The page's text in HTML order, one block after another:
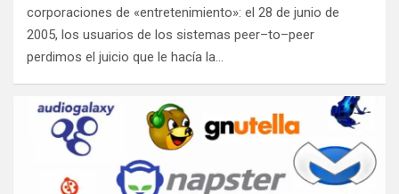
corporaciones de «entretenimiento»: el 28 de junio de
2005, los usuarios de los sistemas peer–to–peer
perdimos el juicio que le hacía la…